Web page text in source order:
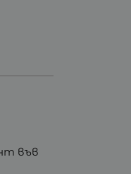
във